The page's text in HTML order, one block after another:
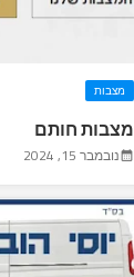
מצבות
מצבות חותם
נובמבר 15, 2024